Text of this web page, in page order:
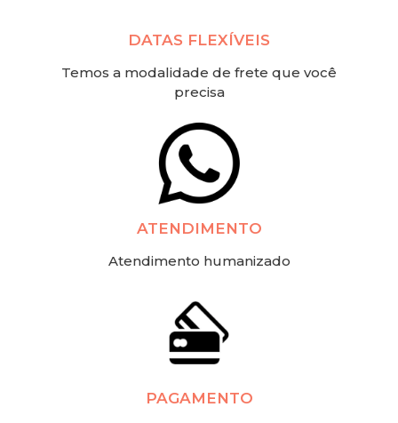
DATAS FLEXÍVEIS
Temos a modalidade de frete que você
precisa
ATENDIMENTO
Atendimento humanizado
PAGAMENTO